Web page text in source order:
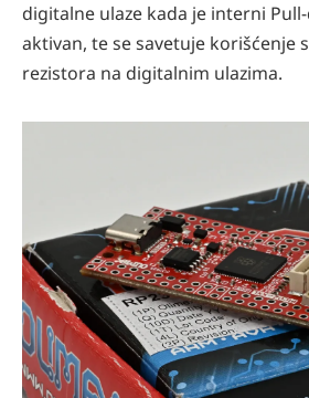
digitalne ulaze kada je interni
aktivan, te se savetuje korišćenje
rezistora na digitalnim ulazima.